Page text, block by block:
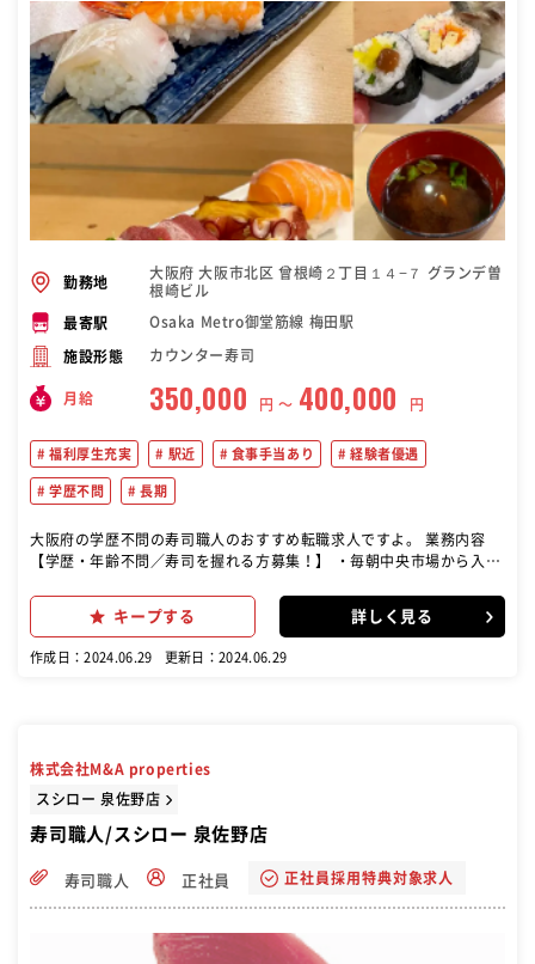
勤務地
大阪府 大阪市北区 曾根崎２丁目１４−７ グランデ曽
根崎ビル
最寄駅 Osaka Metro御堂筋線 梅田駅
施設形態 カウンター寿司
月給 350,000 円 〜 400,000 円
福利厚生充実 駅近 食事手当あり 経験者優遇
学歴不問 長期
大阪府の学歴不問の寿司職人のおすすめ転職求人ですよ。 業務内容
【学歴・年齢不問／寿司を握れる方募集！】 ・毎朝中央市場から入る
食調理・接客
キープする 詳しく見る
作成日：2024.06.29 更新日：2024.06.29
株式会社M&A properties
スシロー 泉佐野店
寿司職人/スシロー 泉佐野店
寿司職人 正社員 正社員採用特典対象求人